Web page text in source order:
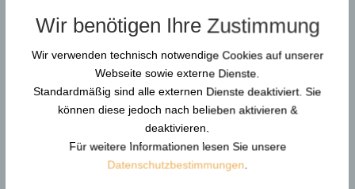
benannt – insbesondere im Kontext von
organisatorischer Einbindung.
Doch eine praktische Frage bleibt:Reicht
dieser Ansatz aus, wenn Mitarbeitende im
direkten Bürgerkontakt unter Stress, Druck
oder in eskalierenden Situationen
handlungsfähig bleiben müssen?
Wir benötigen Ihre Zustimmung
Wir verwenden technisch notwendige Cookies auf unserer
Webseite sowie externe Dienste.
Standardmäßig sind alle externen Dienste deaktiviert. Sie
können diese jedoch nach belieben aktivieren &
deaktivieren.
Für weitere Informationen lesen Sie unsere
Datenschutzbestimmungen.